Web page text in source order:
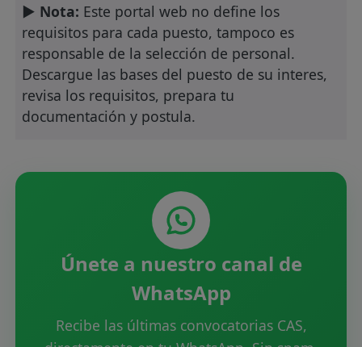
► Nota: Este portal web no define los
requisitos para cada puesto, tampoco es
responsable de la selección de personal.
Descargue las bases del puesto de su interes,
revisa los requisitos, prepara tu
documentación y postula.
Únete a nuestro canal de
WhatsApp
Recibe las últimas convocatorias CAS,